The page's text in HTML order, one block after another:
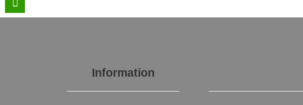
Information